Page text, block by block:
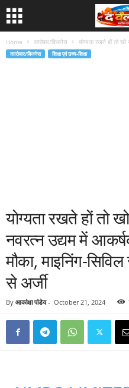
Home कारोबार/बिजनेस योग्यता रखते हों तो
कारोबार/बिजनेस शिक्षा एवं उच्च-शिक्षा
योग्यता रखते हों तो
नवरत्न उद्यम में
मौका, माइनिंग-
से अर्जी
By आकांक्षा पांडेय- October 21, 2024